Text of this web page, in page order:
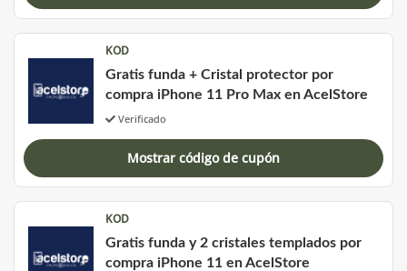
KOD
Gratis funda + Cristal protector por
compra iPhone 11 Pro Max en AcelStore
Verificado
Mostrar código de cupón
KOD
Gratis funda y 2 cristales templados por
compra iPhone 11 en AcelStore